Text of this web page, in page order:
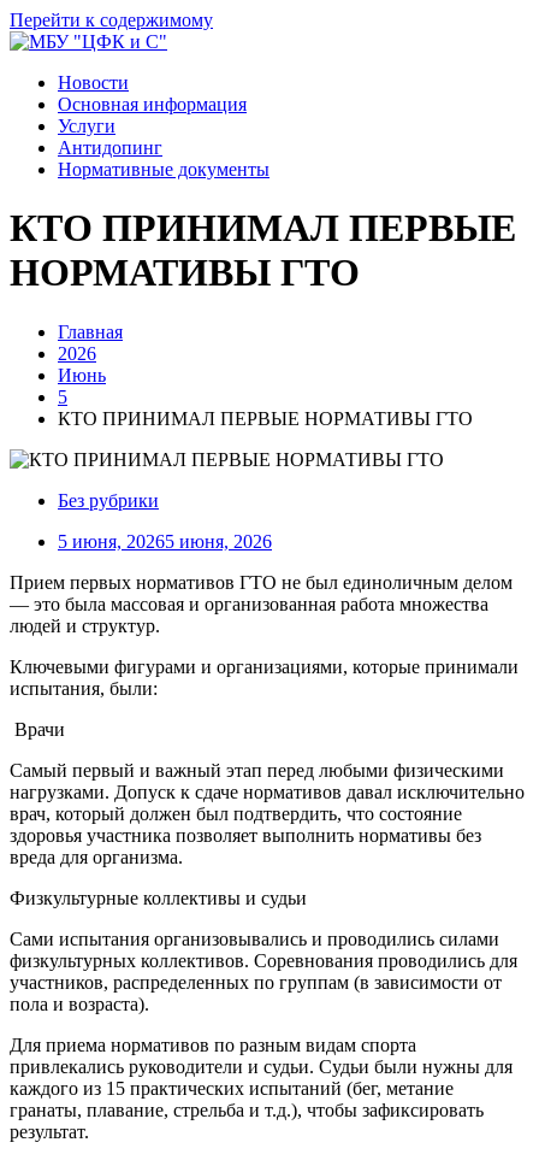
Перейти к содержимому
Новости
Основная информация
Услуги
Антидопинг
Нормативные документы
КТО ПРИНИМАЛ ПЕРВЫЕ
НОРМАТИВЫ ГТО
Главная
2026
Июнь
5
КТО ПРИНИМАЛ ПЕРВЫЕ НОРМАТИВЫ ГТО
Без рубрики
5 июня, 20265 июня, 2026
Прием первых нормативов ГТО не был единоличным делом
— это была массовая и организованная работа множества
людей и структур.
Ключевыми фигурами и организациями, которые принимали
испытания, были:
Врачи
Самый первый и важный этап перед любыми физическими
нагрузками. Допуск к сдаче нормативов давал исключительно
врач, который должен был подтвердить, что состояние
здоровья участника позволяет выполнить нормативы без
вреда для организма.
Физкультурные коллективы и судьи
Сами испытания организовывались и проводились силами
физкультурных коллективов. Соревнования проводились для
участников, распределенных по группам (в зависимости от
пола и возраста).
Для приема нормативов по разным видам спорта
привлекались руководители и судьи. Судьи были нужны для
каждого из 15 практических испытаний (бег, метание
гранаты, плавание, стрельба и т.д.), чтобы зафиксировать
результат.